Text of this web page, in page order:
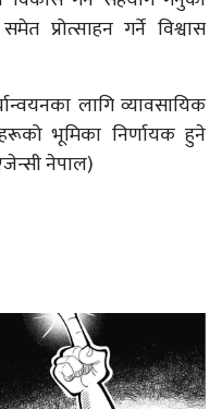
प्रोत्साहन गर्ने विश्वास
लागि व्यावसायिक
भूमिका निर्णायक हुने
नेपाल)